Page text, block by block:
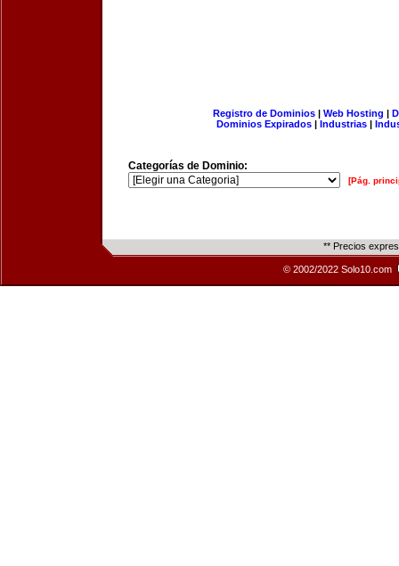
Registro de Dominios| Web Hosting |
Dominios Expirados | Industrias |
Categorías de Dominio:
[Pág.
** Precios
© 2002/2022 Solo10.com